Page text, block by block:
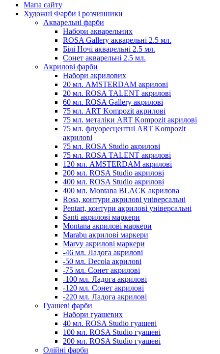
Мапа сайту
Художні Фарби і розчинники
Акварельні фарби
Набори акварельних
ROSA Gallery акварельні 2.5 мл.
Білі Ночі акварельні 2.5 мл.
Сонет акварельні 2.5 мл.
Акрилові фарби
Набори акрилових
20 мл. AMSTERDAM акрилові
20 мл. ROSA TALENT акрилові
60 мл. ROSA Gallery акрилові
75 мл. ART Kompozit акрилові
75 мл. металіки ART Kompozit акрилові
75 мл. флуоресцентні ART Kompozit
акрилові
75 мл. ROSA Studio акрилові
75 мл. ROSA TALENT акрилові
120 мл. AMSTERDAM акрилові
200 мл. ROSA Studio акрилові
400 мл. ROSA Studio акрилові
400 мл. Montana BLACK акрилова
Rosa, контури акрилові універсальні
Pentart, контури акрилові універсальні
Santi акрилові маркери
Montana акрилові маркери
Marabu акрилові маркери
Marvy акрилові маркери
-46 мл. Ладога акрилові
-50 мл. Decola акрилові
-75 мл. Сонет акрилові
-100 мл. Ладога акрилові
-120 мл. Сонет акрилові
-220 мл. Ладога акрилові
Гуашеві фарби
Набори гуашевих
40 мл. ROSA Studio гуашеві
100 мл. ROSA Studio гуашеві
200 мл. ROSA Studio гуашеві
Олійні фарби